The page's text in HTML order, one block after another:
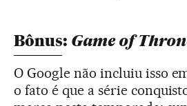
Bônus: Game of
O Google não incluiu isso
o fato é que a série